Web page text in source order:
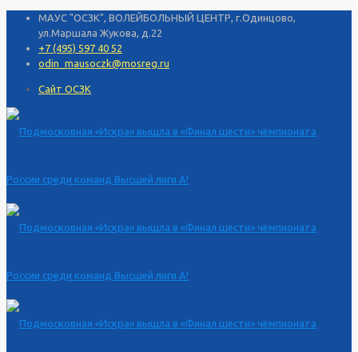
МАУС "ОСЗК", ВОЛЕЙБОЛЬНЫЙ ЦЕНТР, г.Одинцово,
ул.Маршала Жукова, д.22
+7 (495) 597 40 52
odin_mausoczk@mosreg.ru
Сайт ОСЗК